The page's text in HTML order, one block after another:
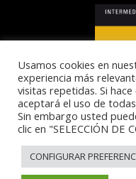
Usamos cookies en
experiencia más
visitas repetidas. Si hace
aceptará el uso de
Sin embargo usted
clic en "SELECCIÓN DE
CONFIGURAR